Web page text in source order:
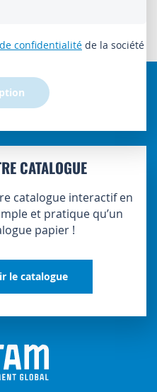
confidentialité de la société
CATALOGUE
catalogue interactif en
et pratique qu’un
papier !
le catalogue